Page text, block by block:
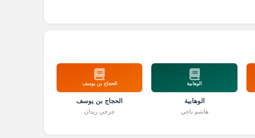
الوهابية
الوهابية
هاشم ناجي
الحجاج بن يوسف
الحجاج بن يوسف
جرجي زيدان